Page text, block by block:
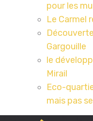
pour les
Le Carmel
Gargouille
le
Mirail
Eco-
mais pas